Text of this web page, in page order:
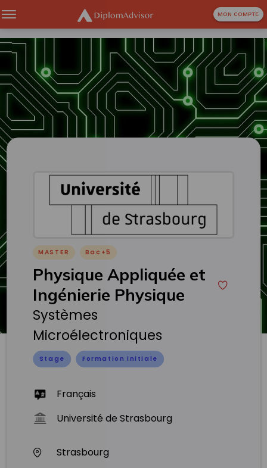
MON COMPTE
MASTER Bac+5
Physique Appliquée et
Ingénierie Physique
Systèmes
Microélectroniques
Stage Formation initiale
Français
Université de Strasbourg
Strasbourg